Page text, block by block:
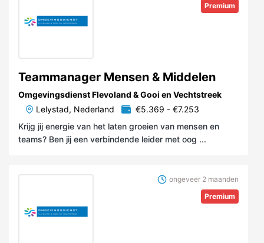
Premium
Teammanager Mensen & Middelen
Omgevingsdienst Flevoland & Gooi en Vechtstreek
Lelystad, Nederland
€5.369 - €7.253
Krijg jij energie van het laten groeien van mensen en
teams? Ben jij een verbindende leider met oog ...
ongeveer 2 maanden
Premium